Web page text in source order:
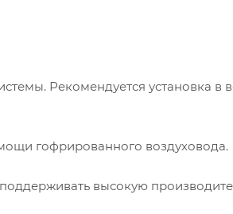
Рекомендуется установка в
гофрированного воздуховода.
высокую